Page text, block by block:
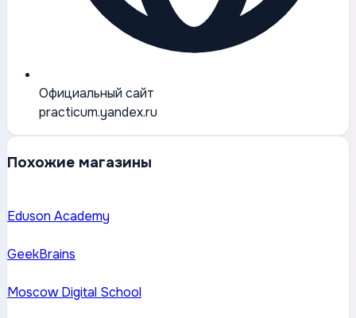
Официальный сайт
practicum.yandex.ru
Похожие магазины
Eduson Academy
GeekBrains
Moscow Digital School